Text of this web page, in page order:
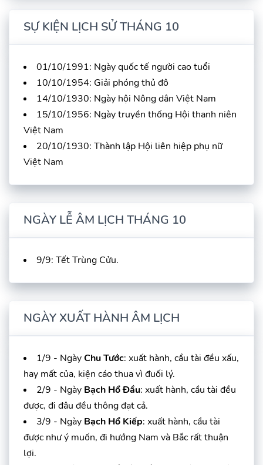
SỰ KIỆN LỊCH SỬ THÁNG 10
01/10/1991: Ngày quốc tế người cao tuổi
10/10/1954: Giải phóng thủ đô
14/10/1930: Ngày hội Nông dân Việt Nam
15/10/1956: Ngày truyền thống Hội thanh niên
Việt Nam
20/10/1930: Thành lập Hội liên hiệp phụ nữ
Việt Nam
NGÀY LỄ ÂM LỊCH THÁNG 10
9/9: Tết Trùng Cửu.
NGÀY XUẤT HÀNH ÂM LỊCH
1/9 - NgàyChu Tước: xuất hành, cầu tài đều xấu,
hay mất của, kiện cáo thua vì đuối lý.
2/9 - Ngày Bạch Hổ Đầu: xuất hành, cầu tài đều
được, đi đâu đều thông đạt cả.
3/9 - Ngày Bạch Hổ Kiếp: xuất hành, cầu tài
được như ý muốn, đi hướng Nam và Bắc rất thuận
lợi.